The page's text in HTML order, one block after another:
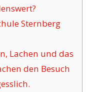
Sternberg
Lachen und das
den Besuch